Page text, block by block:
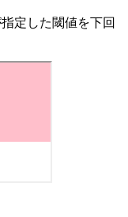
定した閾値を下回